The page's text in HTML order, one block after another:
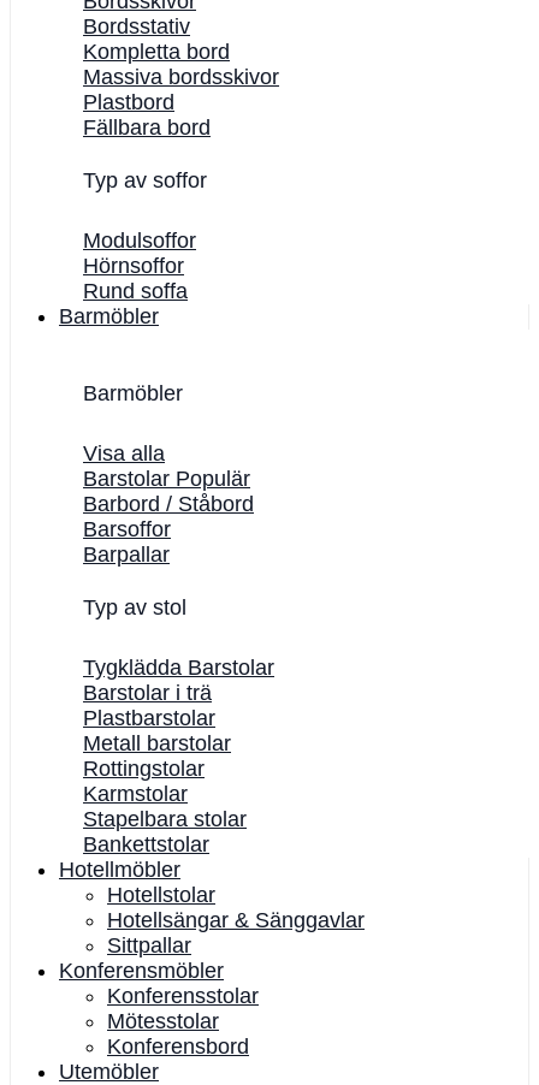
Bordsstativ
Kompletta bord
Massiva bordsskivor
Plastbord
Fällbara bord
Typ av soffor
Modulsoffor
Hörnsoffor
Rund soffa
Barmöbler
Barmöbler
Visa alla
Barstolar
Barbord / Ståbord
Barsoffor
Barpallar
Typ av stol
Tygklädda Barstolar
Barstolar i trä
Plastbarstolar
Metall barstolar
Rottingstolar
Karmstolar
Stapelbara stolar
Bankettstolar
Hotellmöbler
Hotellstolar
Hotellsängar & Sänggavlar
Sittpallar
Konferensmöbler
Konferensstolar
Mötesstolar
Konferensbord
Utemöbler